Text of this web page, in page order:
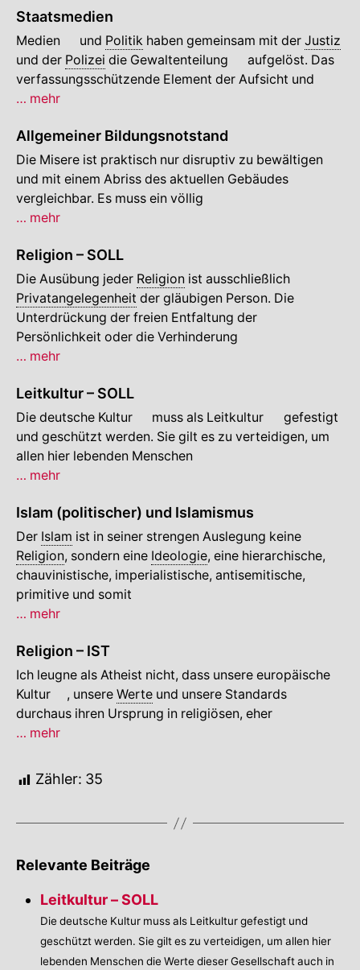
Mix
Staatsmedien
Medien und Politik haben gemeinsam mit derJustiz
und der Polizei die Gewaltenteilung
aufgelöst. Das
verfassungsschützende Element der Aufsicht und
… mehrStaatsmedien
Allgemeiner Bildungsnotstand
Die Misere ist praktisch nur disruptiv zu bewältigen
und mit einem Abriss des aktuellen Gebäudes
vergleichbar. Es muss ein völlig
… mehrAllgemeiner
Religion – SOLL
Die Ausübung jeder Religion ist ausschließlich
Privatangelegenheit der gläubigen Person. Die
Unterdrückung der freien Entfaltung der
Persönlichkeit oder die Verhinderung
… mehrReligion
SOLL
Leitkultur – SOLL
Die deutsche Kultur muss als Leitkultur
gefestigt
und geschützt werden. Sie gilt es zu verteidigen, um
allen hier lebenden Menschen
… mehrLeitkultur
SOLL
Islam (politischer) und Islamismus
Der Islam ist in seiner strengen Auslegung keine
Religion, sondern eine Ideologie, eine hierarchische,
chauvinistische, imperialistische, antisemitische,
primitive und somit
… mehrIslam
und
Islamismus
Religion – IST
Ich leugne als Atheist nicht, dass unsere europäische
Kultur
, unsereWerte und unsere Standards
durchaus ihren Ursprung in religiösen, eher
… mehrReligion
IST
Zähler: 35
Relevante Beiträge
Leitkultur – SOLL
Die deutsche Kultur muss als Leitkultur gefestigt und
geschützt werden. Sie gilt es zu verteidigen, um allen hier
lebenden Menschen die Werte dieser Gesellschaft auch in